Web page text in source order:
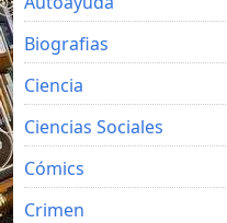
Biografias
Ciencia
Ciencias Sociales
Cómics
Crimen